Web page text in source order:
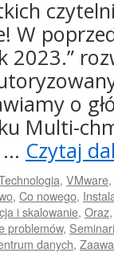
W
2023.”
o
Multi-
… Czytaj
, VMware,
, Co nowego,
i skalowanie, Oraz
problemów,
danych,